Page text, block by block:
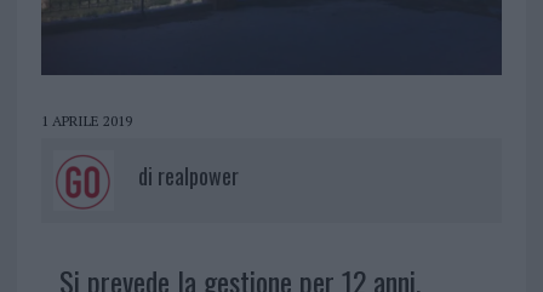
1 APRILE 2019
di realpower
Si prevede la gestione per 12 anni.